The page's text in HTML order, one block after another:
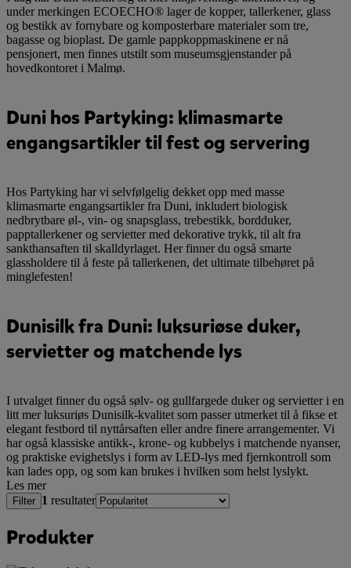
under merkingen ECOECHO® lager de kopper, tallerkener, glass
og bestikk av fornybare og komposterbare materialer som tre,
bagasse og bioplast. De gamle pappkoppmaskinene er nå
pensjonert, men finnes utstilt som museumsgjenstander på
hovedkontoret i Malmø.
Duni hos Partyking: klimasmarte
engangsartikler til fest og servering
Hos Partyking har vi selvfølgelig dekket opp med masse
klimasmarte engangsartikler fra Duni, inkludert biologisk
nedbrytbare øl-, vin- og snapsglass, trebestikk, bordduker,
papptallerkener og servietter med dekorative trykk, til alt fra
sankthansaften til skalldyrlaget. Her finner du også smarte
glassholdere til å feste på tallerkenen, det ultimate tilbehøret på
minglefesten!
Dunisilk fra Duni: luksuriøse duker,
servietter og matchende lys
I utvalget finner du også sølv- og gullfargede duker og servietter i en
litt mer luksuriøs Dunisilk-kvalitet som passer utmerket til å fikse et
elegant festbord til nyttårsaften eller andre finere arrangementer. Vi
har også klassiske antikk-, krone- og kubbelys i matchende nyanser,
og praktiske evighetslys i form av LED-lys med fjernkontroll som
kan lades opp, og som kan brukes i hvilken som helst lyslykt.
Les mer
Filter 1 resultater
Produkter